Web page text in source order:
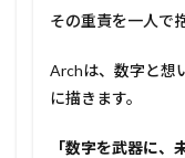
その重責を一人で
Archは、数字と想
に描きます。
「数字を武器に、